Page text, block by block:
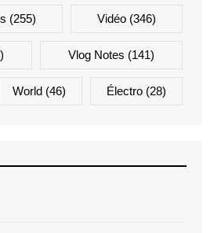
(255) Vidéo (346)
Vlog Notes (141)
World (46) Électro (28)